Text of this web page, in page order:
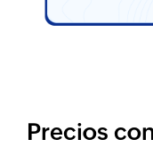
Precios